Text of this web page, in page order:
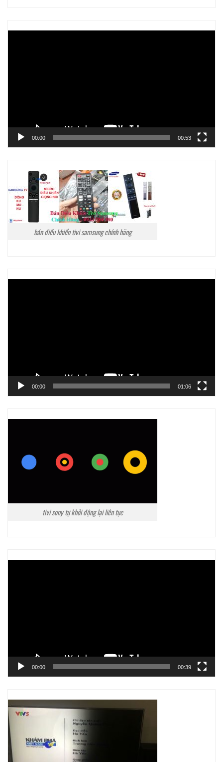
00:00 00:53
bán điều khiển tivi samsung chính hãng
00:00 01:06
tivi sony tự khởi động lại liên tục
00:00 00:39